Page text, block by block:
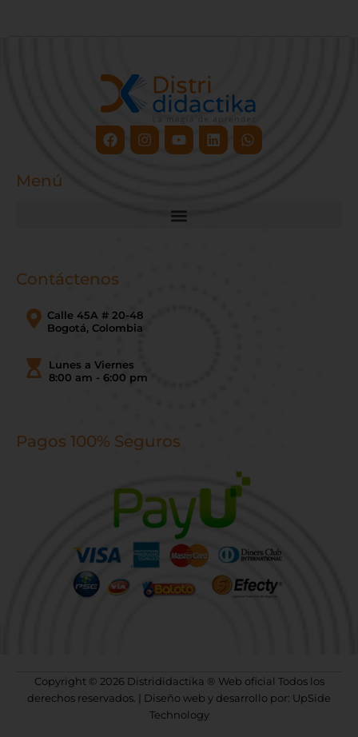
FacebookInstagram
YoutubeLinkedinWhatsapp
Menú
Contáctenos
Calle 45A # 20-48
Bogotá, Colombia
Lunes a Viernes
8:00 am - 6:00 pm
Pagos 100% Seguros
Copyright © 2026 Distrididactika ® Web oficial Todos los
derechos reservados. | Diseño web y desarrollo por: UpSide
Technology